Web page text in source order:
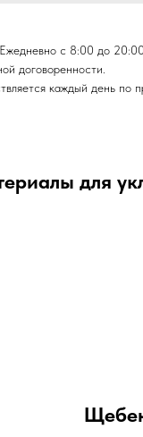
с 8:00 до
договоренности.
каждый день по
для